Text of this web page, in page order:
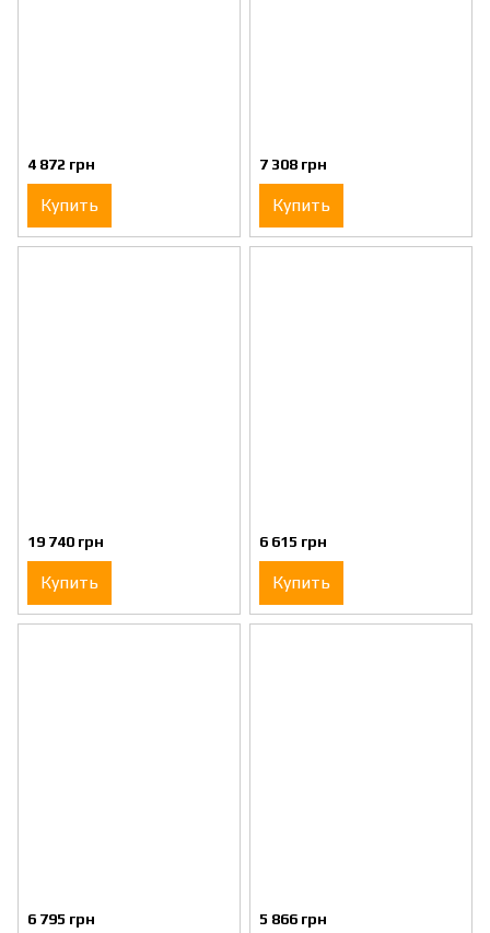
4 872 грн
Купить
7 308 грн
Купить
19 740 грн
Купить
6 615 грн
Купить
6 795 грн 5 866 грн